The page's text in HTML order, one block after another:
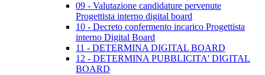
09 - Valutazione candidature pervenute
Progettista interno digital board
10 - Decreto confermento incarico Progettista
interno Digital Board
11 - DETERMINA DIGITAL BOARD
12 - DETERMINA PUBBLICITA' DIGITAL
BOARD